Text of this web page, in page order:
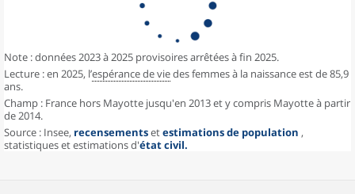
Note : données 2023 à 2025 provisoires arrêtées à fin 2025.
Lecture : en 2025, l’espérance de viedes femmes à la naissance est de 85,9
ans.
Champ : France hors Mayotte jusqu'en 2013 et y compris Mayotte à partir
de 2014.
Source : Insee, recensementsetestimations de population ,
statistiques et estimations d'état civil.